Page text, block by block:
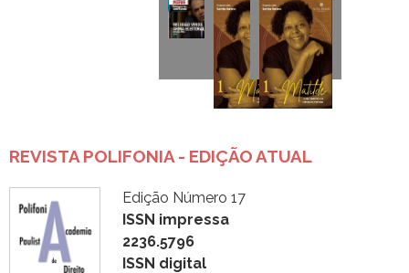
REVISTA POLIFONIA - EDIÇÃO ATUAL
Edição Número 17
ISSN impressa
2236.5796
ISSN digital